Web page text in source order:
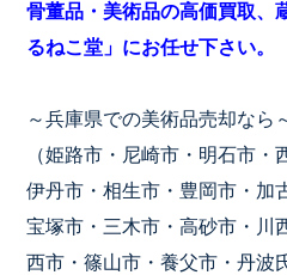
骨董品・美術品の高価買取、
るねこ堂」にお任せ下さい。
～兵庫県での美術品売却なら
（姫路市・尼崎市・明石市・
伊丹市・相生市・豊岡市・加
宝塚市・三木市・高砂市・川
西市・篠山市・養父市・丹波